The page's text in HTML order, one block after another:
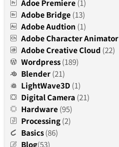
Adoe Premiere (1)
Adobe Bridge (13)
Adobe Audtion (1)
Adobe Character Animator
Adobe Creative Cloud (22)
Wordpress(189)
Blender(21)
LightWave3D (1)
Digital Camera (21)
Hardware (95)
Processing(2)
Basics(86)
Blog(53)